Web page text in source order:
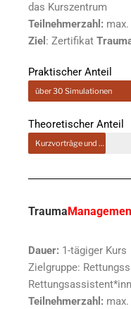
das Kurszentrum
Teilnehmerzahl:
Ziel : Zertifikat
Praktischer Anteil
über 30 Simulationen
Theoretischer Anteil
Kurzvorträge und Skilltraining
Trauma
Dauer: 1-tägiger Kurs
Zielgruppe:
Teilnehmerzahl: